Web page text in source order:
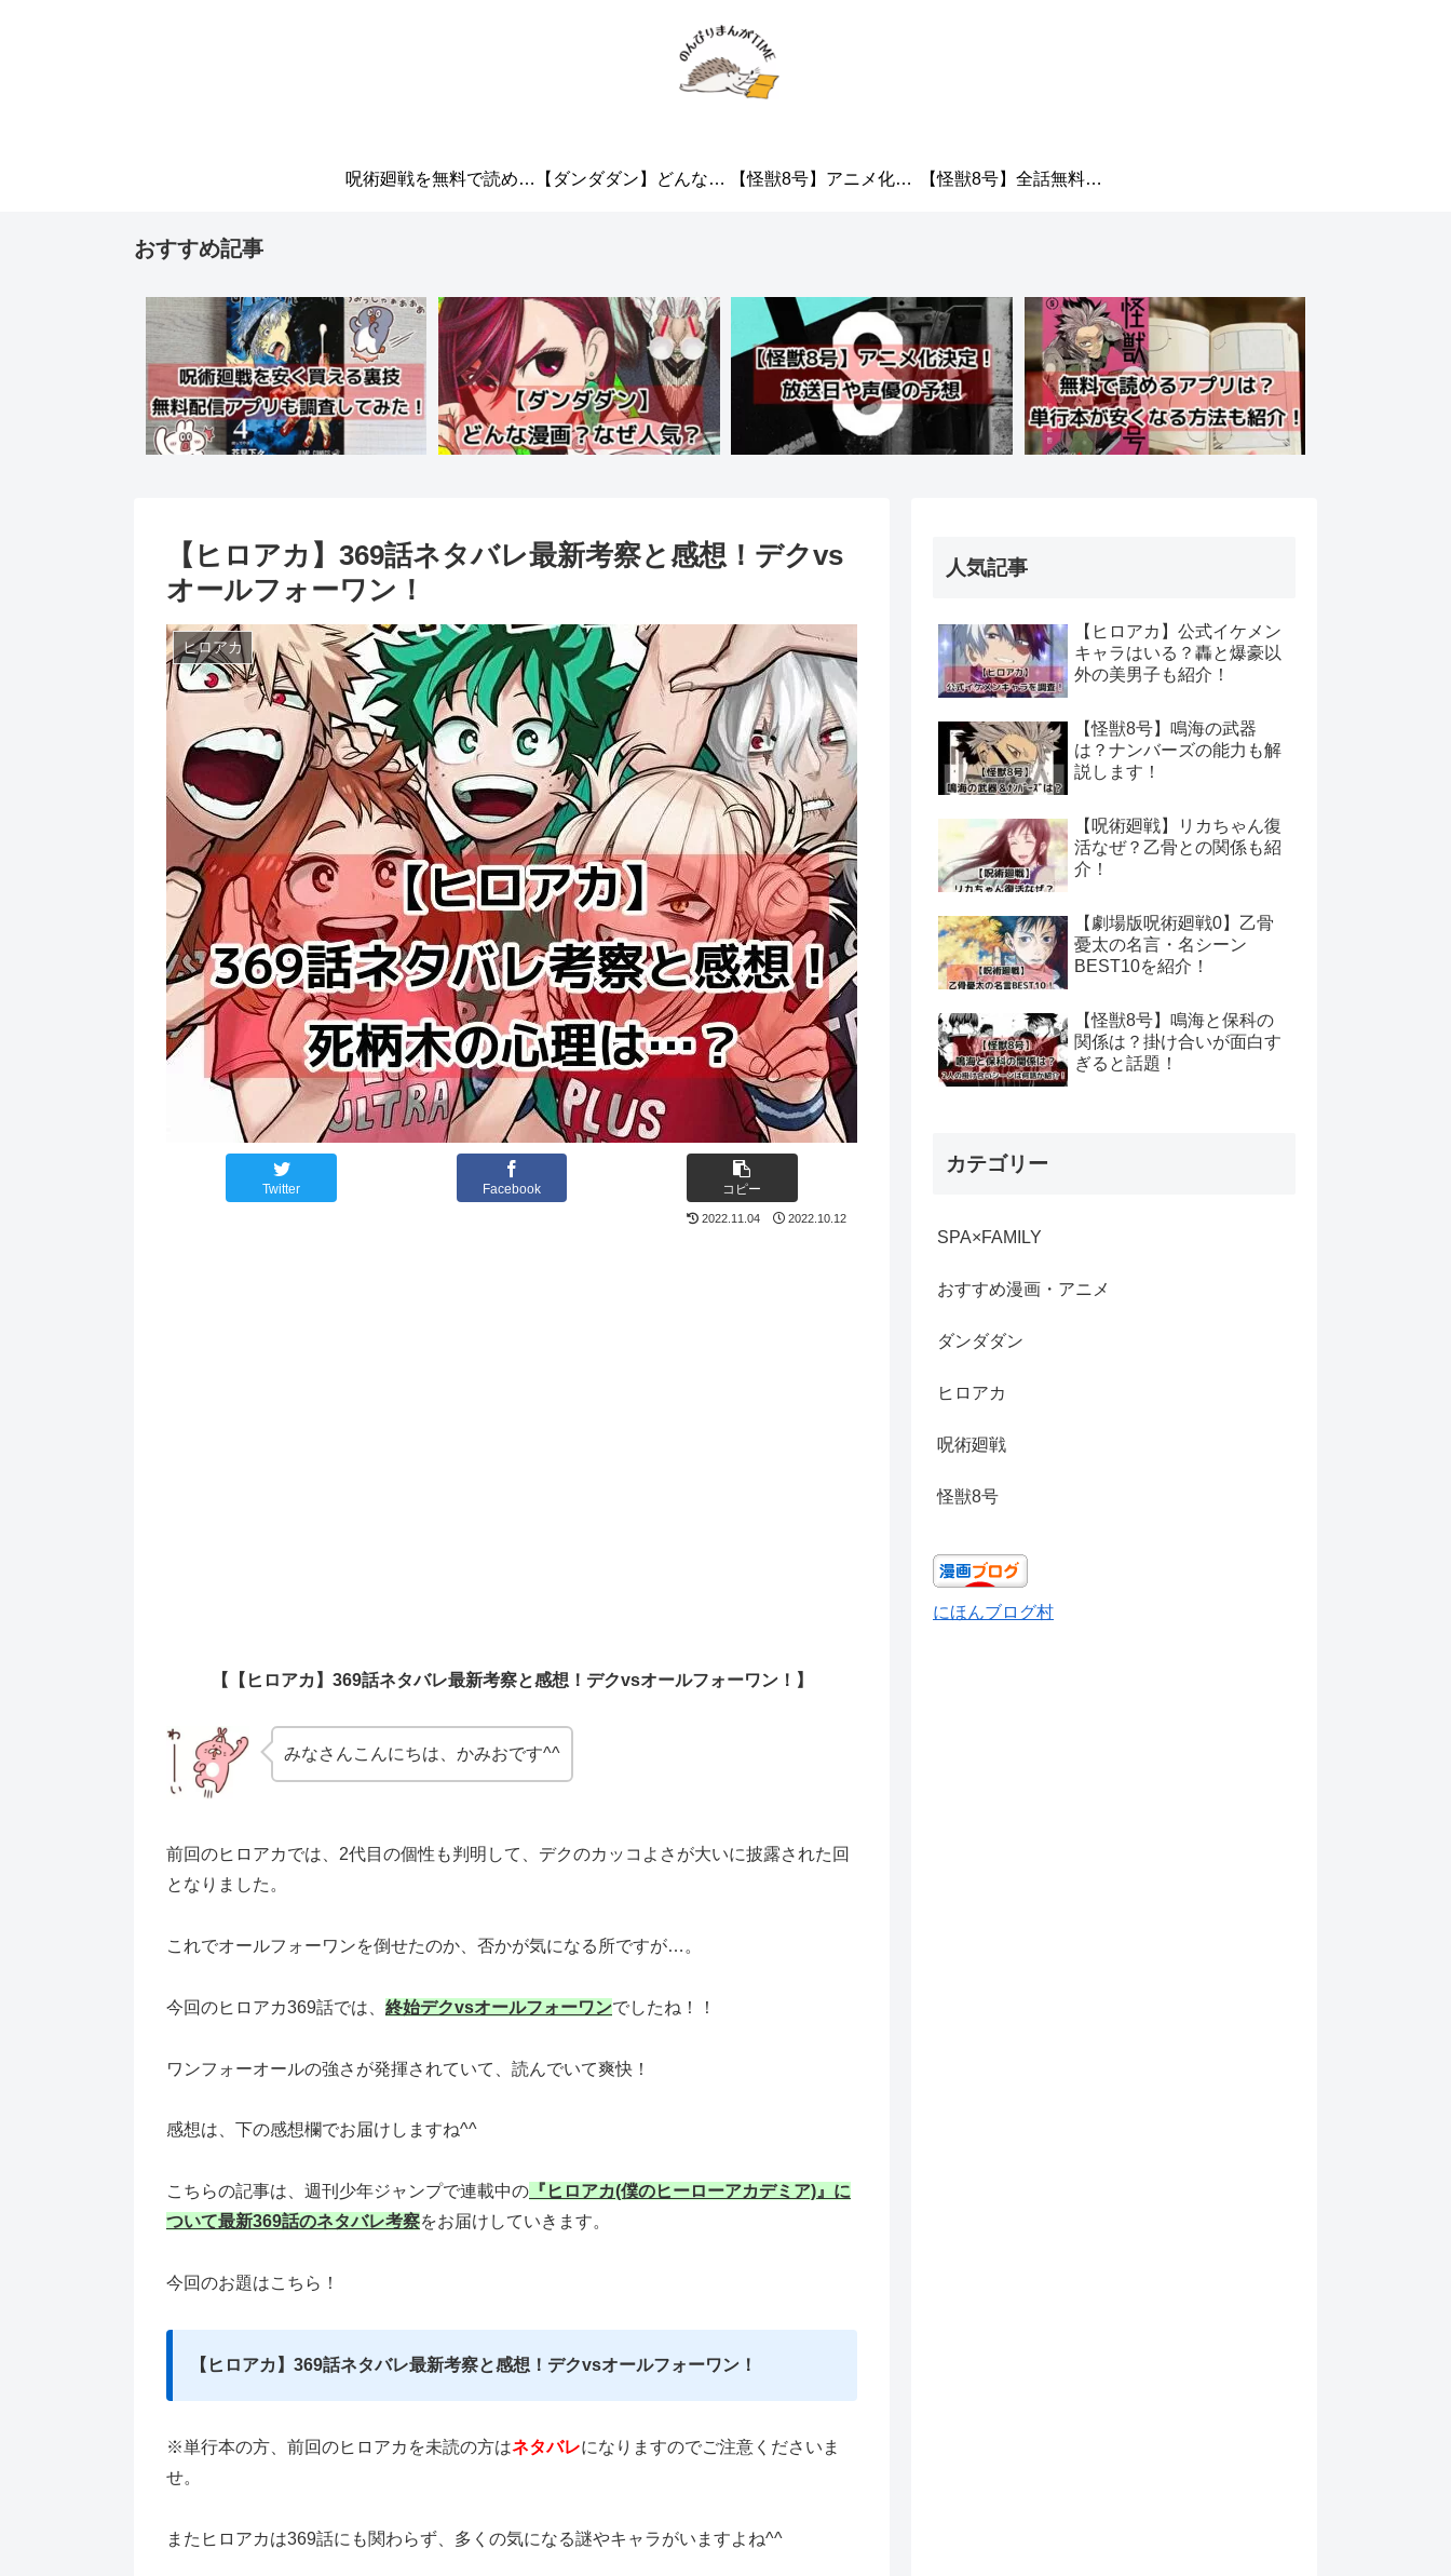
呪術廻戦を無料で読める
する裏技を一挙紹介！
【ダンダダン】どんな漫
を調査してきた！
【怪獣8号】アニメ化決
主題歌を予想してみた！
【怪獣8号】全話無料読
書籍が安くて便利！
おすすめ記事
【ヒロアカ】369話ネタバレ最新考察と感想！デクvs
オールフォーワン！
ヒロアカ
Twitter Facebook コピー
2022.11.04 2022.10.12
【【ヒロアカ】369話ネタバレ最新考察と感想！デクvsオールフォーワン！】
みなさんこんにちは、かみおです^^
前回のヒロアカでは、2代目の個性も判明して、デクのカッコよさが大いに披露された回
となりました。
これでオールフォーワンを倒せたのか、否かが気になる所ですが…。
今回のヒロアカ369話では、 終始デクvsオールフォーワンでしたね！！
ワンフォーオールの強さが発揮されていて、読んでいて爽快！
感想は、下の感想欄でお届けしますね^^
こちらの記事は、週刊少年ジャンプで連載中の 『ヒロアカ(僕のヒーローアカデミア)』に
ついて最新369話のネタバレ考察をお届けしていきます。
今回のお題はこちら！
【ヒロアカ】369話ネタバレ最新考察と感想！デクvsオールフォーワン！
※単行本の方、前回のヒロアカを未読の方はネタバレになりますのでご注意くださいま
せ。
またヒロアカは369話にも関わらず、多くの気になる謎やキャラがいますよね^^
人気記事
【ヒロアカ】公式イケメン
キャラはいる？轟と爆豪以
外の美男子も紹介！
【怪獣8号】鳴海の武器
は？ナンバーズの能力も解
説します！
【呪術廻戦】リカちゃん復
活なぜ？乙骨との関係も紹
介！
【劇場版呪術廻戦0】乙骨
憂太の名言・名シーン
BEST10を紹介！
【怪獣8号】鳴海と保科の
関係は？掛け合いが面白す
ぎると話題！
カテゴリー
SPA×FAMILY
おすすめ漫画・アニメ
ダンダダン
ヒロアカ
呪術廻戦
怪獣8号
にほんブログ村